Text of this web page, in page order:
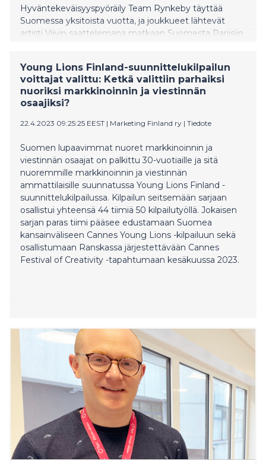
Hyväntekeväisyyspyöräily Team Rynkeby täyttää
Suomessa yksitoista vuotta, ja joukkueet lähtevät
artisti Viivin saattelemana matkaan Suomesta Pariisiin
Young Lions Finland-suunnittelukilpailun
voittajat valittu: Ketkä valittiin parhaiksi
nuoriksi markkinoinnin ja viestinnän
osaajiksi?
22.4.2023 09:25:25 EEST | Marketing Finland ry | Tiedote
Suomen lupaavimmat nuoret markkinoinnin ja
viestinnän osaajat on palkittu 30-vuotiaille ja sitä
nuoremmille markkinoinnin ja viestinnän
ammattilaisille suunnatussa Young Lions Finland -
suunnittelukilpailussa. Kilpailun seitsemään sarjaan
osallistui yhteensä 44 tiimiä 50 kilpailutyöllä. Jokaisen
sarjan paras tiimi pääsee edustamaan Suomea
kansainväliseen Cannes Young Lions -kilpailuun sekä
osallistumaan Ranskassa järjestettävään Cannes
Festival of Creativity -tapahtumaan kesäkuussa 2023.